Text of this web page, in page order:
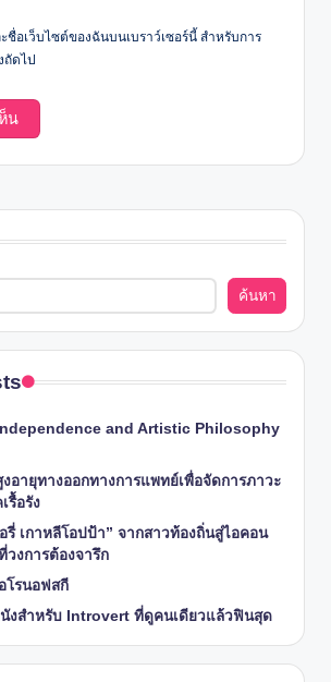
ชื่อเว็บไซต์ของฉันบนเบราว์เซอร์นี้ สำหรับการ
ถัดไป
ค้นหา
and Artistic Philosophy
อายุทางออกทางการแพทย์เพื่อจัดการภาวะ
รื้อรัง
รี่ เกาหลีโอปป้า” จากสาวท้องถิ่นสู่ไอคอน
วงการต้องจารึก
โรนอฟสกี
งสำหรับ Introvert ที่ดูคนเดียวแล้วฟินสุด